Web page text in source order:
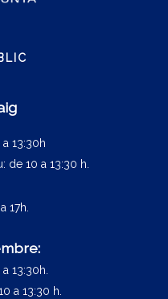
13:30h
de 10 a 13:30 h.
17h.
13:30h.
a 13:30 h.